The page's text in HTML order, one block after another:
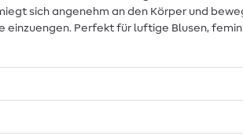
sich angenehm an den Körper und
einzuengen. Perfekt für luftige Blusen,